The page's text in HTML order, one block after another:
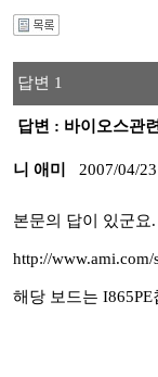
답변 1
답변 : 바이오스관
니 애미 2007/04/
본문의 답이 있군요.
http://
해당 보드는